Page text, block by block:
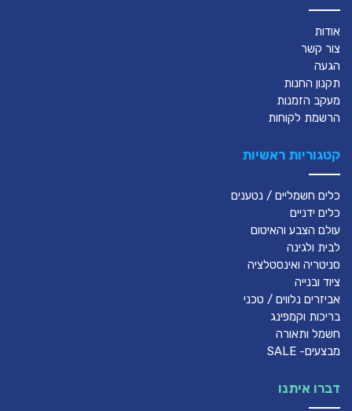
אודות
צור קשר
הגעה
תקנון החנות
מעקב הזמנות
הרשמת לקוחות
קטגוריות ראשיות
כלים חשמליים / נטענים
כלים ידניים
עולם הצבע והאיטום
לבית ולגינה
סניטריה ואינסטלציה
ציוד ובנייה
אביזרים נלווים / טכני
בריכות וקמפינג
חשמל ותאורה
מבצעים- SALE
דברו איתנו